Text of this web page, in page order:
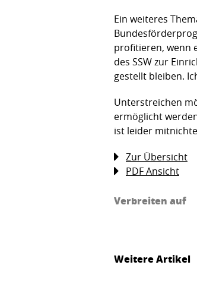
Ein weiteres
profitieren, wenn
des SSW zur
gestellt bleiben.
Unterstreichen
ermöglicht
ist leider
Zur Übersicht
PDF Ansicht
Verbreiten auf
Weitere Artikel